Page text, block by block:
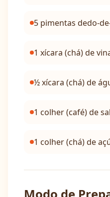
5 pimentas dedo-
1 xícara (chá) de
½ xícara (chá) de
1 colher (café) de sal
1 colher (chá) de